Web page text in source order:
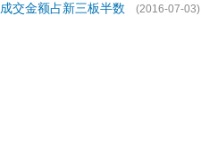
交金额占新三板半数 (2016-07-03)